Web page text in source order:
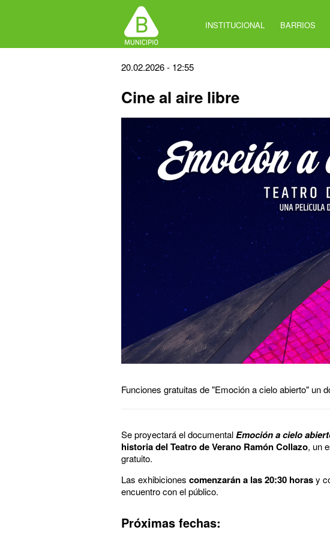
INSTITUCIONAL BARRIOS
Back
top
20.02.2026 - 12:55
Cine al aire libre
Funciones gratuitas de "Emoción a cielo abierto" un
Se proyectará el documentalEmoción a cielo
historia del Teatro de Verano Ramón Collazo, un
gratuito.
Las exhibiciones comenzarán a las 20:30 horasy
encuentro con el público.
Próximas fechas: